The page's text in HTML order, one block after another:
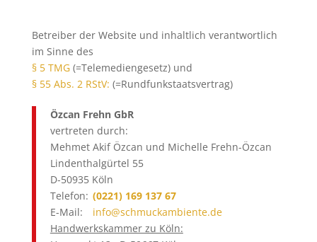
Betreiber der Website und inhaltlich verantwortlich
im Sinne des
§ 5 TMG(=Telemediengesetz) und
§ 55 Abs. 2 RStV: (=Rundfunkstaatsvertrag)
Özcan Frehn GbR
vertreten durch:
Mehmet Akif Özcan und Michelle Frehn-Özcan
Lindenthalgürtel 55
D-50935 Köln
Telefon: (0221) 169 137 67
E-Mail:
info@schmuckambiente.de
Handwerkskammer zu Köln: